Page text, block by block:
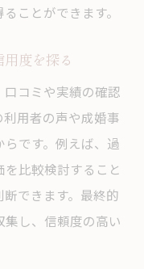
ると安心感が増
が与える安心感
の結婚相談所と
婚相談所の魅力
ート内容チェッ
サポート力の秘
ことができます。
度を探る
コミや実績の確認
用者の声や成婚事
です。例えば、過
比較検討すること
できます。最終的
し、信頼度の高い